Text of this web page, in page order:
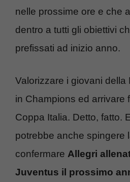
nelle prossime ore e che
dentro a tutti gli obiettivi
prefissati ad inizio anno.
Valorizzare i giovani della
in Champions ed arrivare
Coppa Italia. Detto, fatto.
potrebbe anche spingere
confermare Allegri
Juventus il prossimo